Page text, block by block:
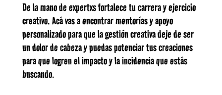
De la mano de expertxs fortalece tu carrera y ejercicio
creativo. Acá vas a encontrar mentorías y apoyo
personalizado para que la gestión creativa deje de ser
un dolor de cabeza y puedas potenciar tus creaciones
para que logren el impacto y la incidencia que estás
buscando.